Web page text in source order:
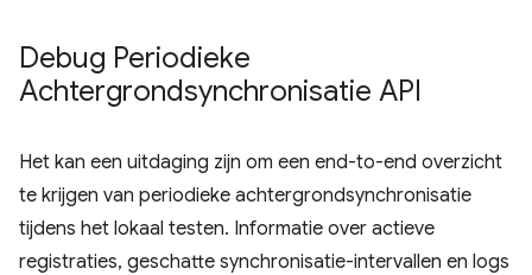
Debug Periodieke
Achtergrondsynchronisatie API
Het kan een uitdaging zijn om een end-to-end overzicht
te krijgen van periodieke achtergrondsynchronisatie
tijdens het lokaal testen. Informatie over actieve
registraties, geschatte synchronisatie-intervallen en logs